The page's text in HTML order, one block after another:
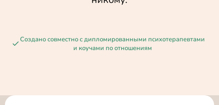
Создано совместно с дипломированными психотерапевтами
и коучами по отношениям